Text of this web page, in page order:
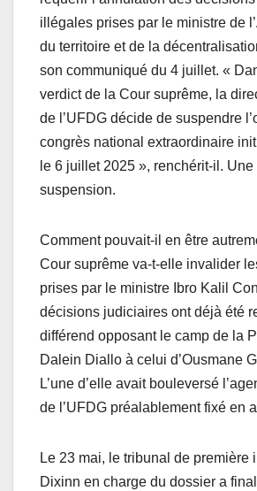
illégales prises par le ministre de
du territoire et de la
son communiqué du 4 juillet. «
verdict de la Cour suprême, la
de l’UFDG décide de suspendre
congrès national extraordinaire
le 6 juillet 2025 », renchérit-il.
suspension.
Comment pouvait-il en être
Cour suprême va-t-elle invalider
prises par le ministre Ibro Kalil
décisions judiciaires ont déjà été
différend opposant le camp de la
Dalein Diallo à celui d’Ousmane
L’une d’elle avait bouleversé
de l’UFDG préalablement fixé en
Le 23 mai, le tribunal de première
Dixinn en charge du dossier a